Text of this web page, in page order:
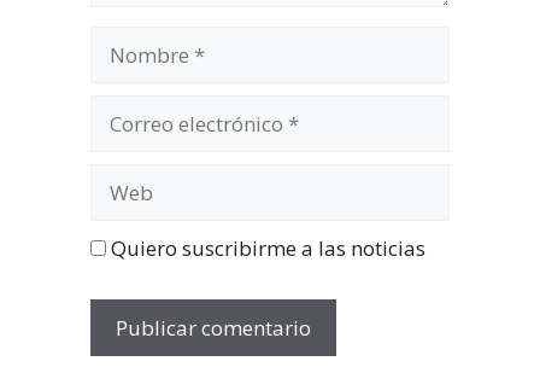
electrónico
Quiero suscribirme a las noticias